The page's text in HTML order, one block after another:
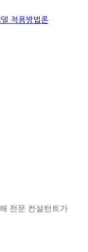
적용방법론
전문 컨설턴트가